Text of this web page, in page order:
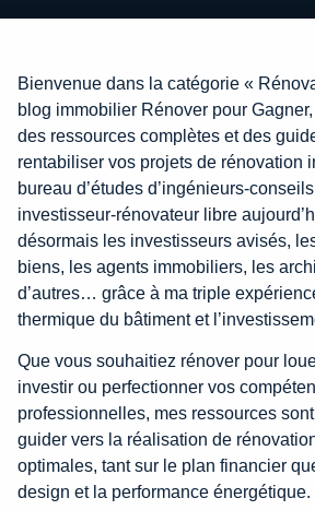
Bienvenue dans la catégorie «
blog immobilier Rénover pour
des ressources complètes et des
rentabiliser vos projets de rénovation
bureau d’études d’ingénieurs-
investisseur-rénovateur libre
désormais les investisseurs avisés,
biens, les agents immobiliers, les
d’autres… grâce à ma triple
thermique du bâtiment et
Que vous souhaitiez rénover pour
investir ou perfectionner vos
professionnelles, mes ressources
guider vers la réalisation de
optimales, tant sur le plan financier
design et la performance énergétique.